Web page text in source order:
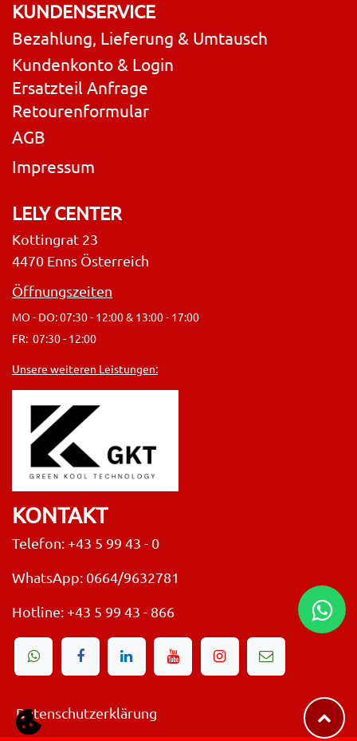
KUNDENSERVICE
Bezahlung, Lieferung & Umtausch
Kundenkonto & Login
Ersatzteil Anfrage
Retourenformular
AGB
Impressum
LELY CENTER
Kottingrat 23
4470 Enns Österreich
Öffnungszeiten
MO - DO: 07:30 - 12:00 & 13:00 - 17:00
FR: 07:30 - 12:00
Unsere weiteren Leistungen:
KONTAKT
Telefon: +43 5 99 43 - 0
WhatsApp: 0664/9632781
Hotline: +43 5 99 43 - 866
Datenschutzerklärung